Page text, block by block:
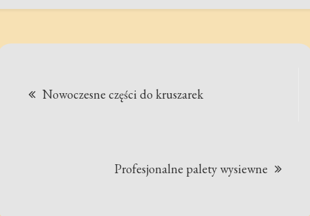
Nowoczesne części do kruszarek
Profesjonalne palety wysiewne